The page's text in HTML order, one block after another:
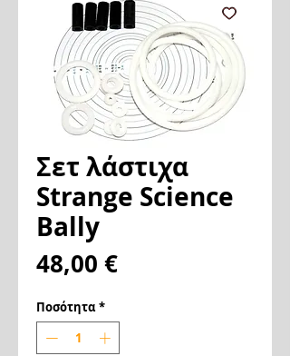
Σετ λάστιχα
Strange Science
Bally
48,00 €Τιμή
Ποσότητα *